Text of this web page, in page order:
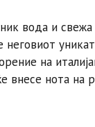
вода и свежа
неговиот
на
внесе нота на